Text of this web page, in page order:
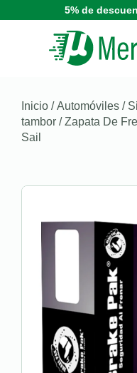
5% de
Inicio /Automóviles /
tambor / Zapata De
Sail